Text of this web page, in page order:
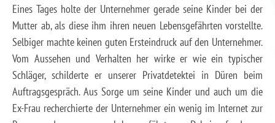
Eines Tages holte der Unternehmer gerade seine Kinder bei der
Mutter ab, als diese ihm ihren neuen Lebensgefährten vorstellte.
Selbiger machte keinen guten Ersteindruck auf den Unternehmer.
Vom Aussehen und Verhalten her wirke er wie ein typischer
Schläger, schilderte er unserer Privatdetektei in Düren beim
Auftragsgespräch. Aus Sorge um seine Kinder und auch um die
Ex-Frau recherchierte der Unternehmer ein wenig im Internet zur